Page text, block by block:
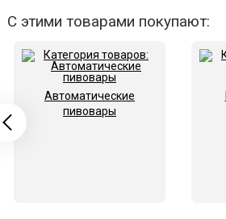
С этими товарами покупают:
Автоматические
пивовары